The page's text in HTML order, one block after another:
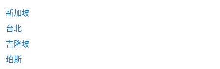
新加坡
台北
吉隆坡
珀斯